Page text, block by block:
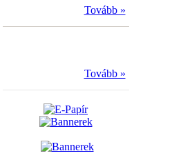
Tovább »
Tovább »